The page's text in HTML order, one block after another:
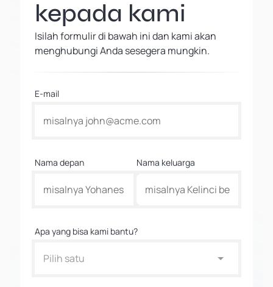
kepada kami
Isilah formulir di bawah ini dan kami akan
menghubungi Anda sesegera mungkin.
E-mail
Nama depan Nama keluarga
Apa yang bisa kami bantu?
Pilih satu